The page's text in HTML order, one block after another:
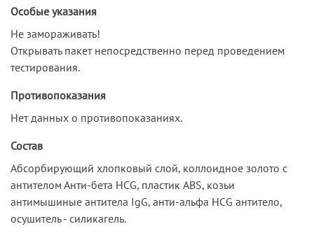
Особые указания
Не замораживать!
Открывать пакет непосредственно перед проведением
тестирования.
Противопоказания
Нет данных о противопоказаниях.
Состав
Абсорбирующий хлопковый слой, коллоидное золото с
антителом Анти-бета HCG, пластик ABS, козьи
антимышиные антитела IgG, анти-альфа HCG антитело,
осушитель - силикагель.